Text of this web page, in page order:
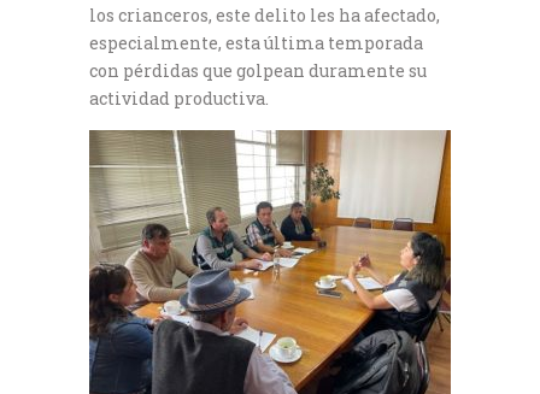
los crianceros, este delito les ha afectado,
especialmente, esta última temporada
con pérdidas que golpean duramente su
actividad productiva.